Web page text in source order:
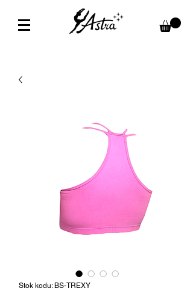
Stok kodu: BS-TREXY